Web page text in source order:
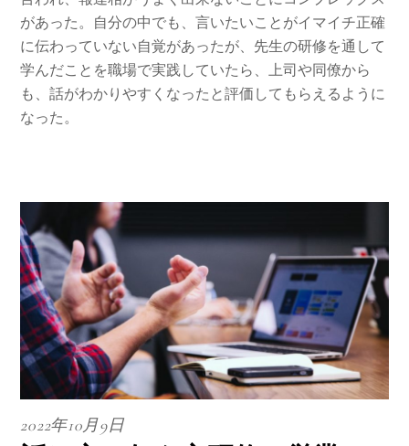
があった。自分の中でも、言いたいことがイマイチ正確
に伝わっていない自覚があったが、先生の研修を通して
学んだことを職場で実践していたら、上司や同僚から
も、話がわかりやすくなったと評価してもらえるように
なった。
2022年10月9日